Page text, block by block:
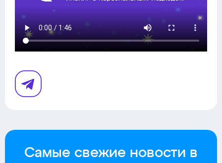
Самые свежие новости в